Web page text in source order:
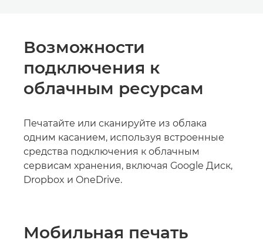
Возможности
подключения к
облачным ресурсам
Печатайте или сканируйте из облака
одним касанием, используя встроенные
средства подключения к облачным
сервисам хранения, включая Google Диск,
Dropbox и OneDrive.
Мобильная печать